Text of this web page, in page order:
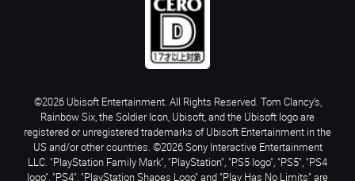
©2026 Ubisoft Entertainment. All Rights Reserved. Tom Clancy’s,
Rainbow Six, the Soldier Icon, Ubisoft, and the Ubisoft logo are
registered or unregistered trademarks of Ubisoft Entertainment in the
US and/or other countries. ©2026 Sony Interactive Entertainment
LLC. "PlayStation Family Mark", "PlayStation", "PS5 logo", "PS5", "PS4
logo", "PS4", "PlayStation Shapes Logo" and "Play Has No Limits" are